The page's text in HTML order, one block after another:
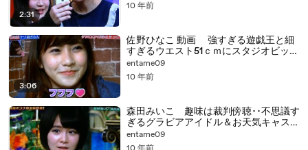
2:31
10 年前
3:06
佐野ひなこ 動画 強すぎる遊戯王と細
すぎるウエスト51ｃｍにスタジオビック
リ☆ （hinako sano Japanese gravure
idol）
entame09
10 年前
森田みいこ 趣味は裁判傍聴･･不思議す
ぎるグラビアアイドル＆お天気キャスタ
ーww （miiko morita Japanese
gravure idol）
entame09